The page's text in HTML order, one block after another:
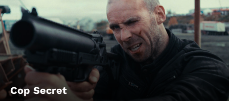
Cop Secret